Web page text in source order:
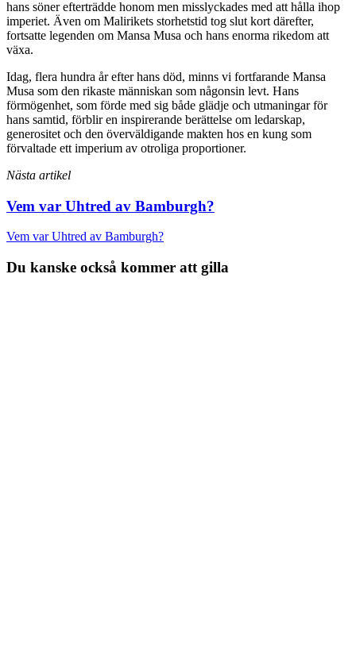
hans söner efterträdde honom men misslyckades med att hålla ihop
imperiet. Även om Malirikets storhetstid tog slut kort därefter,
fortsatte legenden om Mansa Musa och hans enorma rikedom att
växa.
Idag, flera hundra år efter hans död, minns vi fortfarande Mansa
Musa som den rikaste människan som någonsin levt. Hans
förmögenhet, som förde med sig både glädje och utmaningar för
hans samtid, förblir en inspirerande berättelse om ledarskap,
generositet och den överväldigande makten hos en kung som
förvaltade ett imperium av otroliga proportioner.
Nästa artikel
Vem var Uhtred av Bamburgh?
Vem var Uhtred av Bamburgh?
Du kanske också kommer att gilla